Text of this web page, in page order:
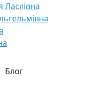
Ласлівна
Блог